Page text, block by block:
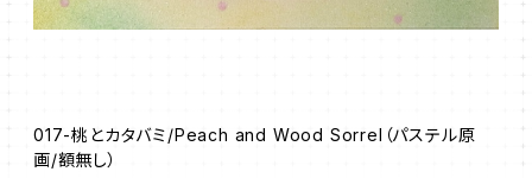
017-桃とカタバミ/Peach and Wood Sorrel（パステル原
画/額無し）